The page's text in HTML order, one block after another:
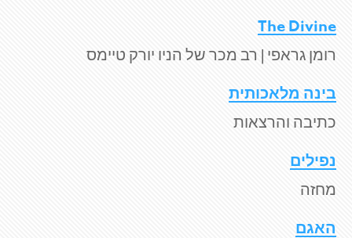
The Divine
רומן גראפי | רב מכר של הניו יורק טיימס
בינה מלאכותית
כתיבה והרצאות
נפילים
מחזה
האגם